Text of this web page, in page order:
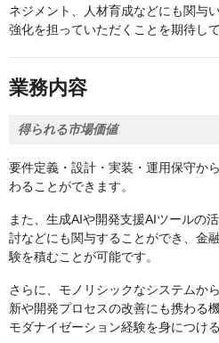
ネジメント、人材育成などにも関与
強化を担っていただくことを期待して
業務内容
得られる市場価値
要件定義・設計・実装・運用保守か
わることができます。
また、生成AIや開発支援AIツールの
討などにも関与することができ、金
験を積むことが可能です。
さらに、モノリシックなシステムか
新や開発プロセスの改善にも携わる
モダナイゼーション経験を身につけ